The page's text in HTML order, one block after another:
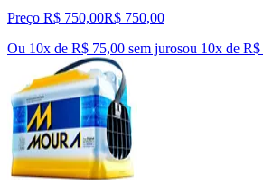
Preço R$ 750,00R$ 750,00
Ou 10x de R$ 75,00 sem jurosou 10x de R$